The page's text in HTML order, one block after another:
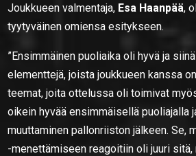
Joukkueen valmentaja, Esa Haanpää,
tyytyväinen omiensa esitykseen.
”Ensimmäinen puoliaika oli hyvä ja
elementtejä, joista joukkueen kanssa
teemat, joita ottelussa oli toimivat
oikein hyvää ensimmäisellä puoliajalla
muuttaminen pallonriiston jälkeen. Se,
-menettämiseen reagoitiin oli juuri